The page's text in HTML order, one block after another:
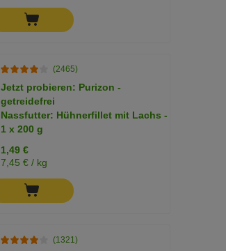
(2465)
Jetzt probieren: Purizon -
getreidefrei
Nassfutter: Hühnerfillet mit Lachs -
1 x 200 g
1,49 €
7,45 € / kg
(1321)